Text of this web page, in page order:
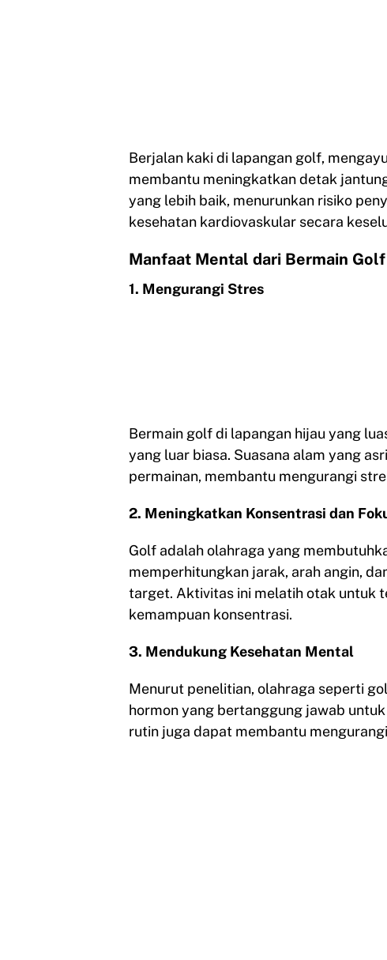
Berjalan kaki di lapangan golf,
membantu meningkatkan detak
yang lebih baik, menurunkan risiko
kesehatan kardiovaskular secara
Manfaat Mental dari Bermain Golf
1. Mengurangi Stres
Bermain golf di lapangan hijau yang
yang luar biasa. Suasana alam yang
permainan, membantu mengurangi
2. Meningkatkan Konsentrasi dan
Golf adalah olahraga yang
memperhitungkan jarak, arah angin,
target. Aktivitas ini melatih otak untuk
kemampuan konsentrasi.
3. Mendukung Kesehatan Mental
Menurut penelitian, olahraga seperti
hormon yang bertanggung jawab
rutin juga dapat membantu